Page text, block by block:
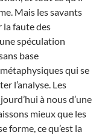
Mais les savants
la faute des
spéculation
base
qui se
l’analyse. Les
à nous d’une
mieux que les
forme, ce qu’est la